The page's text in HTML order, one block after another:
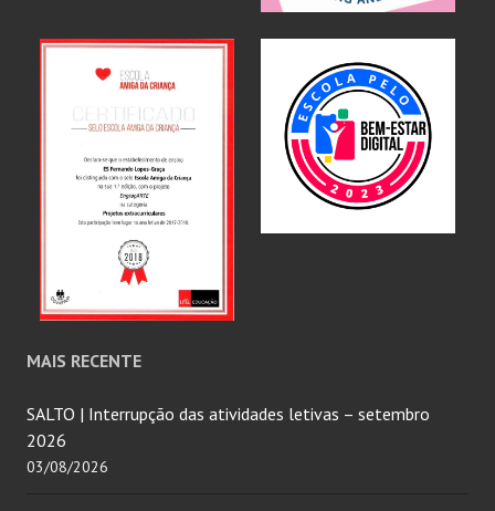
MAIS RECENTE
SALTO | Interrupção das atividades letivas – setembro
2026
03/08/2026